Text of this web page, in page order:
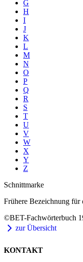
G
H
I
J
K
L
M
N
O
P
Q
R
S
T
U
V
W
X
Y
Z
Schnittmarke
Frühere Bezeichnung für
©BET-Fachwörterbuch
zur Übersicht
KONTAKT